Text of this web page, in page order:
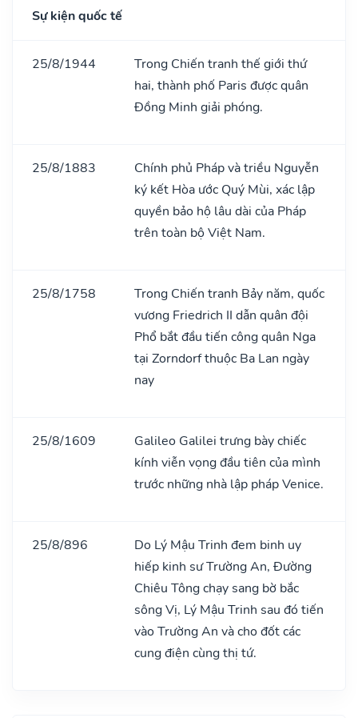
Sự kiện quốc tế
25/8/1944
Trong Chiến tranh thế giới thứ
hai, thành phố Paris được quân
Đồng Minh giải phóng.
25/8/1883
Chính phủ Pháp và triều Nguyễn
ký kết Hòa ước Quý Mùi, xác lập
quyền bảo hộ lâu dài của Pháp
trên toàn bộ Việt Nam.
25/8/1758
Trong Chiến tranh Bảy năm, quốc
vương Friedrich II dẫn quân đội
Phổ bắt đầu tiến công quân Nga
tại Zorndorf thuộc Ba Lan ngày
nay
25/8/1609
Galileo Galilei trưng bày chiếc
kính viễn vọng đầu tiên của mình
trước những nhà lập pháp Venice.
25/8/896
Do Lý Mậu Trinh đem binh uy
hiếp kinh sư Trường An, Đường
Chiêu Tông chạy sang bờ bắc
sông Vị, Lý Mậu Trinh sau đó tiến
vào Trường An và cho đốt các
cung điện cùng thị tứ.